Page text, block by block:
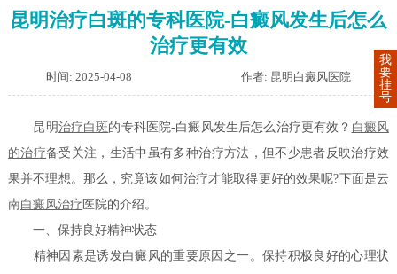
昆明治疗白斑的专科医院-白癜风发生后怎么
治疗更有效
时间: 2025-04-08 作者: 昆明白癜风医院
昆明治疗白斑的专科医院-白癜风发生后怎么治疗更有效？ 白癜风
的治疗备受关注，生活中虽有多种治疗方法，但不少患者反映治疗效
果并不理想。那么，究竟该如何治疗才能取得更好的效果呢?下面是云
南白癜风治疗 医院的介绍。
一、保持良好精神状态
精神因素是诱发白癜风的重要原因之一。保持积极良好的心理状
我
要
挂
号